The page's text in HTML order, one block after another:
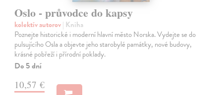
Oslo - průvodce do kapsy
kolektív autorov| Kniha
Poznejte historické i moderní hlavní město Norska. Vydejte se do
pulsujícího Osla a objevte jeho starobylé památky, nové budovy,
krásné pobřeží i přírodní poklady.
Do 5 dní
10,57 €